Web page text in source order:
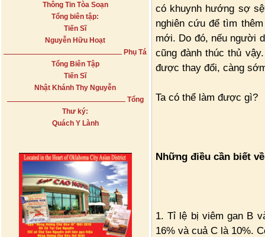
Thông Tin Tòa Soạn
Tổng biên tập:
Tiến Sĩ
Nguyễn Hữu Hoạt
Phụ Tá
Tổng Biên Tập
Tiến Sĩ
Nhật Khánh Thy Nguyễn
Tổng
Thư ký:
Quách Y Lành
có khuynh hướng sợ
nghiên cứu để tìm
mới. Do đó, nếu người
cũng đành thúc thủ
được thay đổi, càng
Ta có thể làm được gì?
Những điều cần biết
1. Tỉ lệ bị viêm gan B
16% và cuả C là 10%.